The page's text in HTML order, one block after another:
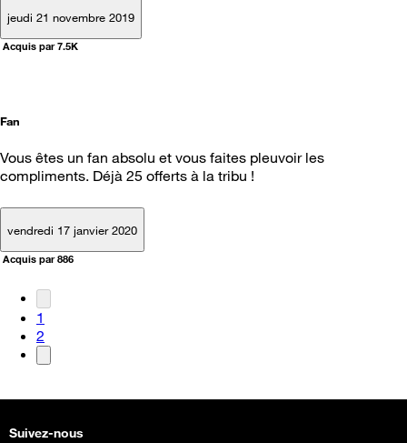
jeudi 21 novembre 2019
Acquis par 7.5K
Fan
Vous êtes un fan absolu et vous faites pleuvoir les
compliments. Déjà 25 offerts à la tribu !
vendredi 17 janvier 2020
Acquis par 886
1
2
Suivez-nous